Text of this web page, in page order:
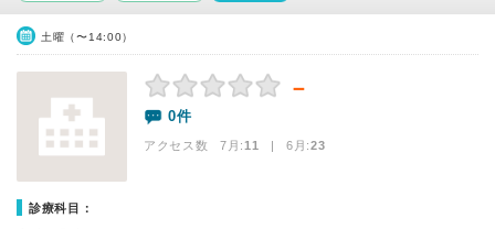
土曜（〜14:00）
－
0件
アクセス数 7月:11 | 6月:23
診療科目：